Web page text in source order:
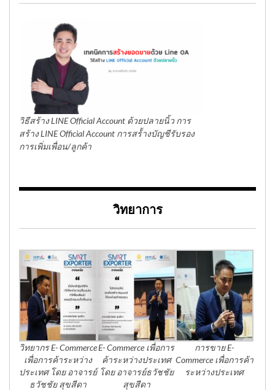
วิธีสร้าง LINE Official Account ด้วยปลายนิ้ว การ
สร้าง LINE Official Account การสร้้างบัญชีรับรอง
การเพิ่มเพื่อน/ลูกค้า
วิทยาการ
วิทยากร E- Commerce
เพื่อการค้าระหว่าง
ประเทศ โดย อาจารย์
ธวัชชัย สุขสีดา
E- Commerce เพื่อการ
ค้าระหว่างประเทศ
โดย อาจารย์ธวัชชัย
สุขสีดา
การขาย E-
Commerce เพื่อการค้า
ระหว่างประเทศ